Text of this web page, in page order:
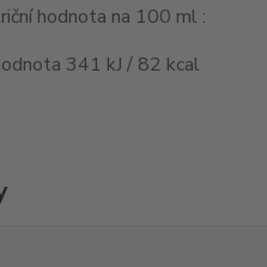
hodnota na 100 ml :
341 kJ / 82 kcal